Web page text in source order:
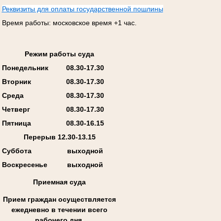
Реквизиты для оплаты государственной пошлины
Время работы: московское время +1 час.
Режим работы суда
Понедельник
08.30-17.30
Вторник
08.30-17.30
Среда
08.30-17.30
Четверг
08.30-17.30
Пятница
08.30-16.15
Перерыв 12.30-13.15
Суббота
выходной
Воскресенье
выходной
Приемная суда
Прием граждан осуществляется
ежедневно в течении всего